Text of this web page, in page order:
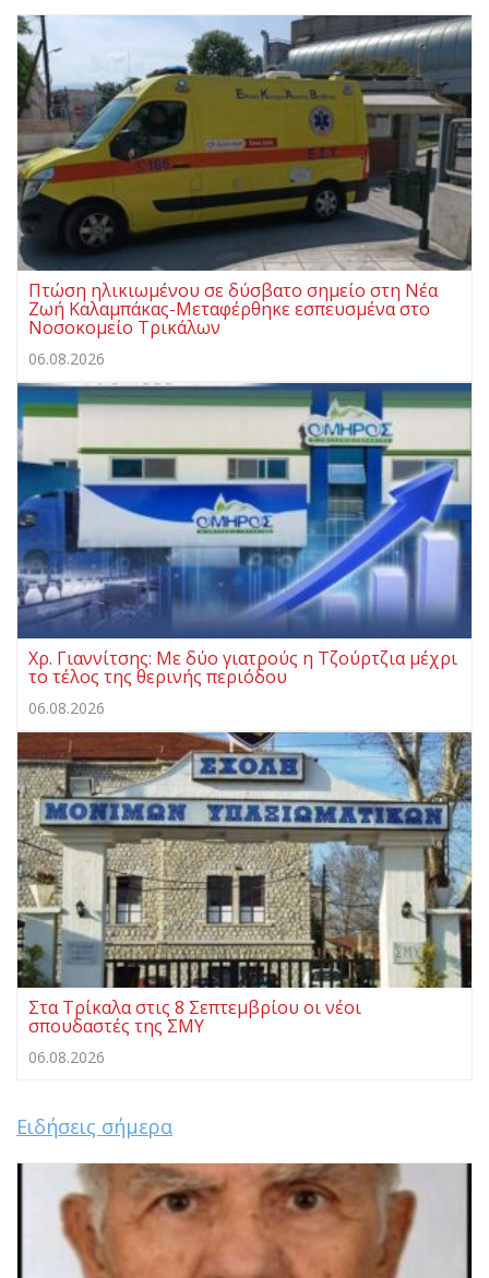
Πτώση ηλικιωμένου σε δύσβατο σημείο στη Νέα
Ζωή Καλαμπάκας-Μεταφέρθηκε εσπευσμένα στο
Νοσοκομείο Τρικάλων
06.08.2026
Χρ. Γιαννίτσης: Με δύο γιατρούς η Τζούρτζια μέχρι
το τέλος της θερινής περιόδου
06.08.2026
Στα Τρίκαλα στις 8 Σεπτεμβρίου οι νέοι
σπουδαστές της ΣΜΥ
06.08.2026
Ειδήσεις σήμερα